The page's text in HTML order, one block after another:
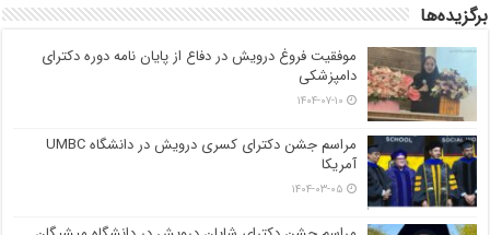
برگزیده‌ها
موفقیت فروغ درویش در دفاع از پایان نامه دوره دکترای
دامپزشکی
۱۴۰۴-۰۷-۱۰
مراسم جشن دکترای کسری درویش در دانشگاه UMBC
آمریکا
۱۴۰۴-۰۳-۰۵